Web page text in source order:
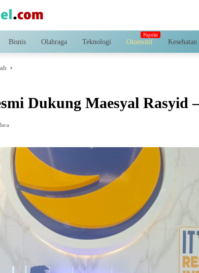
Bisnis Olahraga Teknologi Otomotif Kesehatan
Dukung Maesyal Rasyid